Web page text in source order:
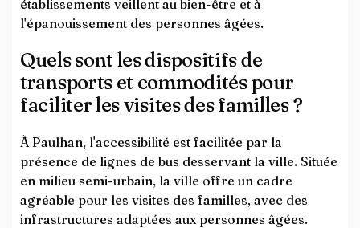
établissements veillent au bien-être et à
l'épanouissement des personnes âgées.
Quels sont les dispositifs de
transports et commodités pour
faciliter les visites des familles ?
À Paulhan, l'accessibilité est facilitée par la
présence de lignes de bus desservant la ville. Située
en milieu semi-urbain, la ville offre un cadre
agréable pour les visites des familles, avec des
infrastructures adaptées aux personnes âgées.